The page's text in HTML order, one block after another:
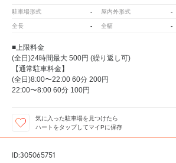
駐車場形式 - 屋内外形式 -
全長 - 全幅 -
■上限料金
(全日)24時間最大 500円 (繰り返し可)
【通常駐車料金】
(全日)8:00〜22:00 60分 200円
22:00〜8:00 60分 100円
気に入った駐車場を見つけたら
ハートをタップしてマイPに保存
ID:305065751